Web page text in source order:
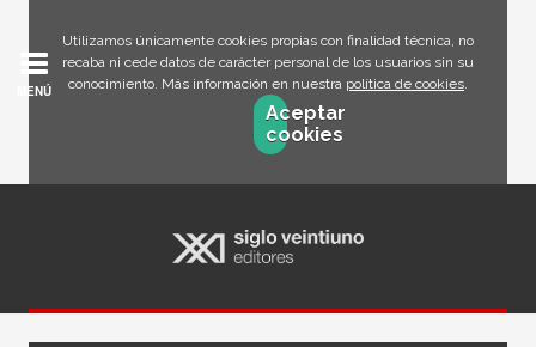
Utilizamos únicamente cookies propias con finalidad técnica, no
recaba ni cede datos de carácter personal de los usuarios sin su
conocimiento. Más información en nuestra política de cookies.
Aceptar
cookies
MENÚ